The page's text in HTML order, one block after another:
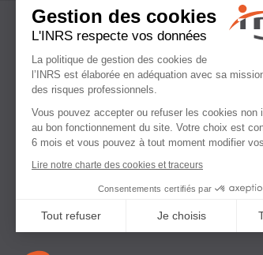
Institut national
de recherche et de sécurité
pour la prévention
des accidents du travail
et des maladies professionnelles